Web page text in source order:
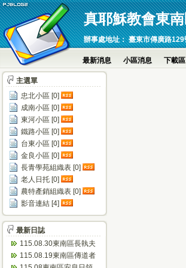
真耶穌教會東
辦事處地址： 臺東市傳廣路
最新消息 小區消息 下載區
主選單
忠北小區 [0]
成南小區 [0]
東河小區 [0]
鐵路小區 [0]
台東小區 [0]
金良小區 [0]
長青學苑組織表 [0]
老人日托 [0]
農特產銷組織表 [0]
影音連結 [4]
最新日誌
115.08.30東南區長執夫
婦進修會(忠孝)
115.08.19東南區傳道者
靈修會(瑞源)